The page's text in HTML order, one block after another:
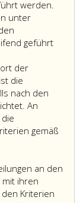
werden.
unter
geführt
der
die
nach den
An
gemäß
an den
ihren
Kriterien